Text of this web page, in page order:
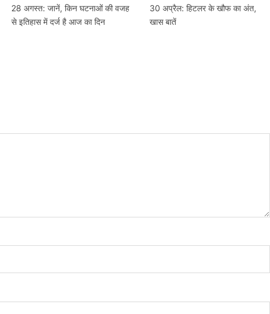
28 अगस्त: जानें, किन घटनाओं की वजह
से इतिहास में दर्ज है आज का दिन
30 अप्रैल: हिटलर के खौफ का अंत,
खास बातें